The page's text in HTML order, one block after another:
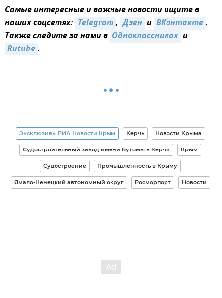
Самые интересные и важные новости ищите в
наших соцсетях: Telegram, Дзен и ВКонтакте.
Также следите за нами в Одноклассниках и
Rutube.
Эксклюзивы РИА Новости Крым Керчь Новости Крыма
Судостроительный завод имени Бутомы в Керчи Крым
Судостроение Промышленность в Крыму
Ямало-Ненецкий автономный округ Росморпорт Новости